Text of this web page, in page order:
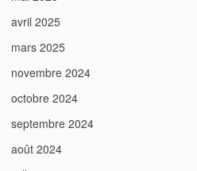
avril 2025
mars 2025
novembre 2024
octobre 2024
septembre 2024
août 2024